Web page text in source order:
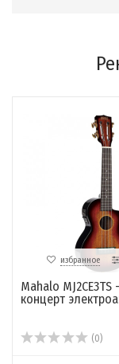
избранное
Mahalo
концерт
(0)